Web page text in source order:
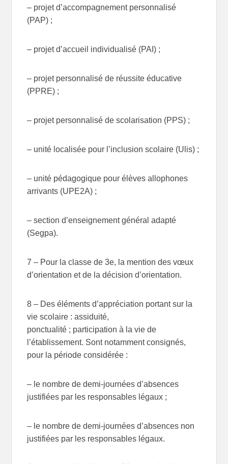
– projet d’accompagnement personnalisé
(PAP) ;
– projet d’accueil individualisé (PAI) ;
– projet personnalisé de réussite éducative
(PPRE) ;
– projet personnalisé de scolarisation (PPS) ;
– unité localisée pour l’inclusion scolaire (Ulis) ;
– unité pédagogique pour élèves allophones
arrivants (UPE2A) ;
– section d’enseignement général adapté
(Segpa).
7 – Pour la classe de 3e, la mention des vœux
d’orientation et de la décision d’orientation.
8 – Des éléments d’appréciation portant sur la
vie scolaire : assiduité,
ponctualité ; participation à la vie de
l’établissement. Sont notamment consignés,
pour la période considérée :
– le nombre de demi-journées d’absences
justifiées par les responsables légaux ;
– le nombre de demi-journées d’absences non
justifiées par les responsables légaux.